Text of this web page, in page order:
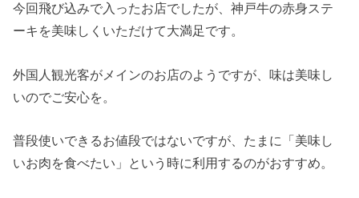
今回飛び込みで入ったお店でしたが、神戸牛の赤身ステ
ーキを美味しくいただけて大満足です。
外国人観光客がメインのお店のようですが、味は美味し
いのでご安心を。
普段使いできるお値段ではないですが、たまに「美味し
いお肉を食べたい」という時に利用するのがおすすめ。